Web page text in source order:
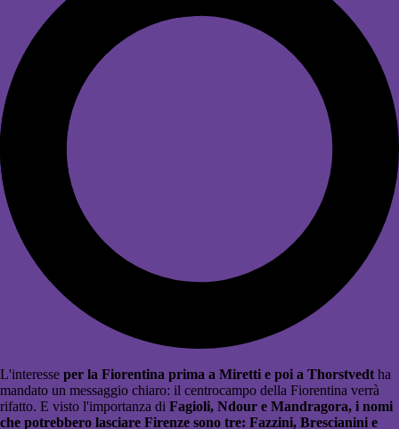
L'interesse per la Fiorentina prima a Miretti e poi a Thorstvedtha
mandato un messaggio chiaro: il centrocampo della Fiorentina verrà
rifatto. E visto l'importanza di Fagioli, Ndour e Mandragora, i nomi
che potrebbero lasciare Firenze sono tre: Fazzini, Brescianini e